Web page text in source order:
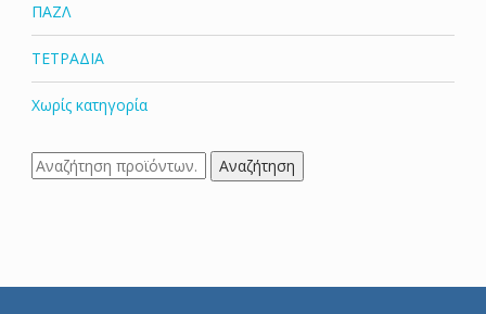
ΠΑΖΛ
ΤΕΤΡΑΔΙΑ
Χωρίς κατηγορία
Αναζήτηση
για:
Αναζήτηση